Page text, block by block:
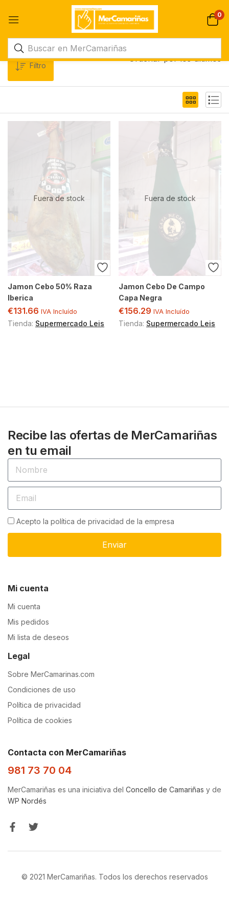
0
Filtro
Ordenar por los últimos
Fuera de stock
Jamon Cebo 50% Raza
Iberica
€131.66 IVA Incluído
Tienda: Supermercado Leis
Fuera de stock
Jamon Cebo De Campo
Capa Negra
€156.29 IVA Incluído
Tienda: Supermercado Leis
Recibe las ofertas de MerCamariñas
en tu email
Acepto la política de privacidad de la empresa
Enviar
Mi cuenta
Mi cuenta
Mis pedidos
Mi lista de deseos
Legal
Sobre MerCamarinas.com
Condiciones de uso
Política de privacidad
Política de cookies
Contacta con MerCamariñas
981 73 70 04
MerCamariñas es una iniciativa del Concello de Camariñas y de
WP Nordés
© 2021 MerCamariñas. Todos los derechos reservados